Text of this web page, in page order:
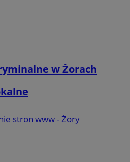
w Żorach
stron www - Żory